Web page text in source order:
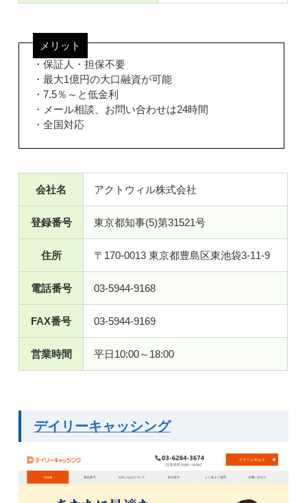
メリット
・保証人・担保不要
・最大1億円の大口融資が可能
・7.5％～と低金利
・メール相談、お問い合わせは24時間
・全国対応
会社名 アクトウィル株式会社
登録番号 東京都知事(5)第31521号
住所 〒170-0013 東京都豊島区東池袋3-11-9
電話番号 03-5944-9168
FAX番号 03-5944-9169
営業時間 平日10:00～18:00
デイリーキャッシング